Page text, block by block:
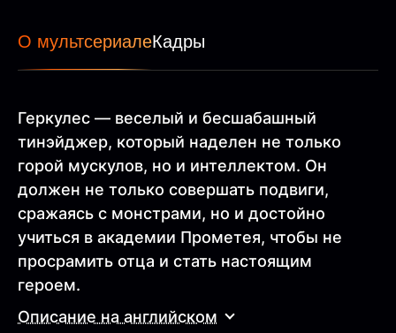
О мультсериалеКадры
Геркулес — веселый и бесшабашный
тинэйджер, который наделен не только
горой мускулов, но и интеллектом. Он
должен не только совершать подвиги,
сражаясь с монстрами, но и достойно
учиться в академии Прометея, чтобы не
просрамить отца и стать настоящим
героем.
Описание на английском